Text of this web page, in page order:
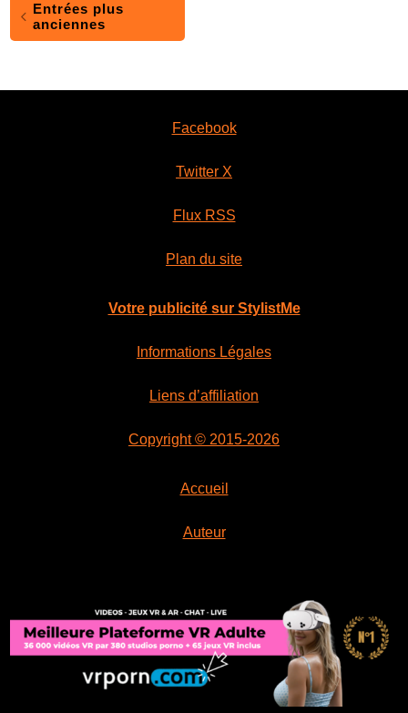
Entrées plus
anciennes
Facebook
Twitter X
Flux RSS
Plan du site
Votre publicité sur StylistMe
Informations Légales
Liens d’affiliation
Copyright © 2015-2026
Accueil
Auteur